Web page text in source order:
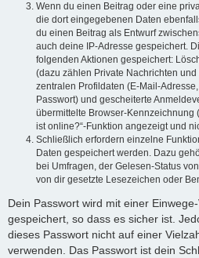
Wenn du einen Beitrag oder eine
die dort eingegebenen Daten
du einen Beitrag als Entwurf
auch deine IP-Adresse gespeichert.
folgenden Aktionen gespeichert:
(dazu zählen Private Nachrichten
zentralen Profildaten (E-Mail-
Passwort) und gescheiterte
übermittelte Browser-Kennzeichnung
ist online?“-Funktion angezeigt und
Schließlich erfordern einzelne
Daten gespeichert werden. Dazu
bei Umfragen, der Gelesen-Status
von dir gesetzte Lesezeichen oder
Dein Passwort wird mit einer
gespeichert, so dass es sicher ist.
dieses Passwort nicht auf einer
verwenden. Das Passwort ist dein